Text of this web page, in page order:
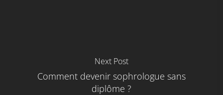
Next Post
Comment devenir sophrologue sans
diplôme ?